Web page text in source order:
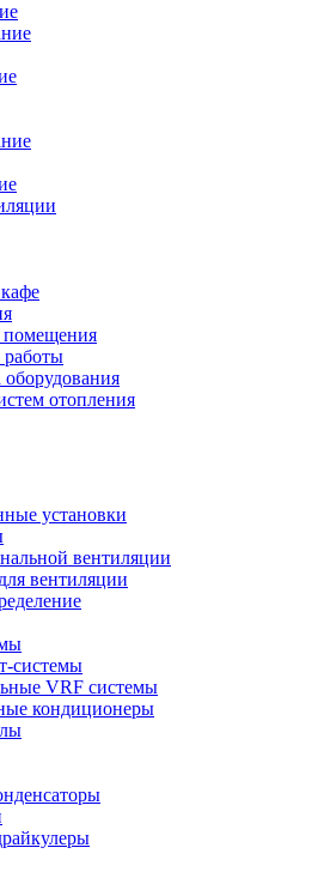
помещения
отопления
установки
вентиляции
вентиляции
системы
VRF системы
кондиционеры